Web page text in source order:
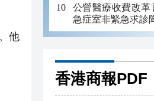
他
公營醫療收費改革
急症室非緊急求診
香港商報PDF